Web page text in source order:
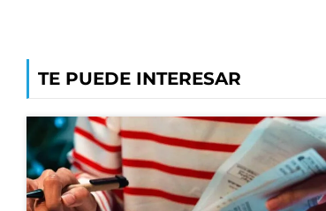
TE PUEDE INTERESAR